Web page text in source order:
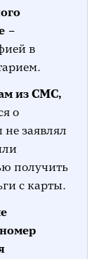
–
в
из СМС,
о
заявлял
получить
с карты.